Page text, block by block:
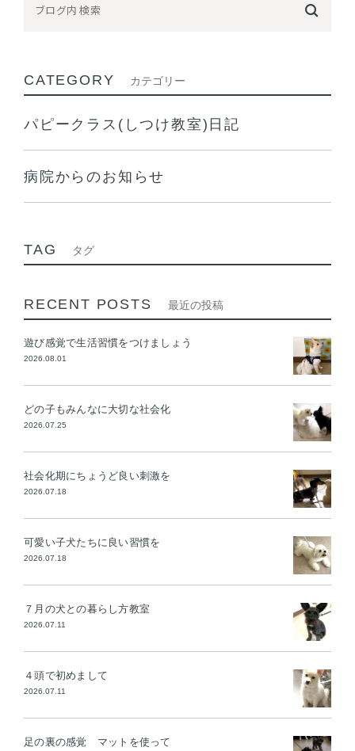
CATEGORY カテゴリー
パピークラス(しつけ教室)日記
病院からのお知らせ
TAG タグ
RECENT POSTS 最近の投稿
遊び感覚で生活習慣をつけましょう
2026.08.01
どの子もみんなに大切な社会化
2026.07.25
社会化期にちょうど良い刺激を
2026.07.18
可愛い子犬たちに良い習慣を
2026.07.18
７月の犬との暮らし方教室
2026.07.11
４頭で初めまして
2026.07.11
足の裏の感覚 マットを使って